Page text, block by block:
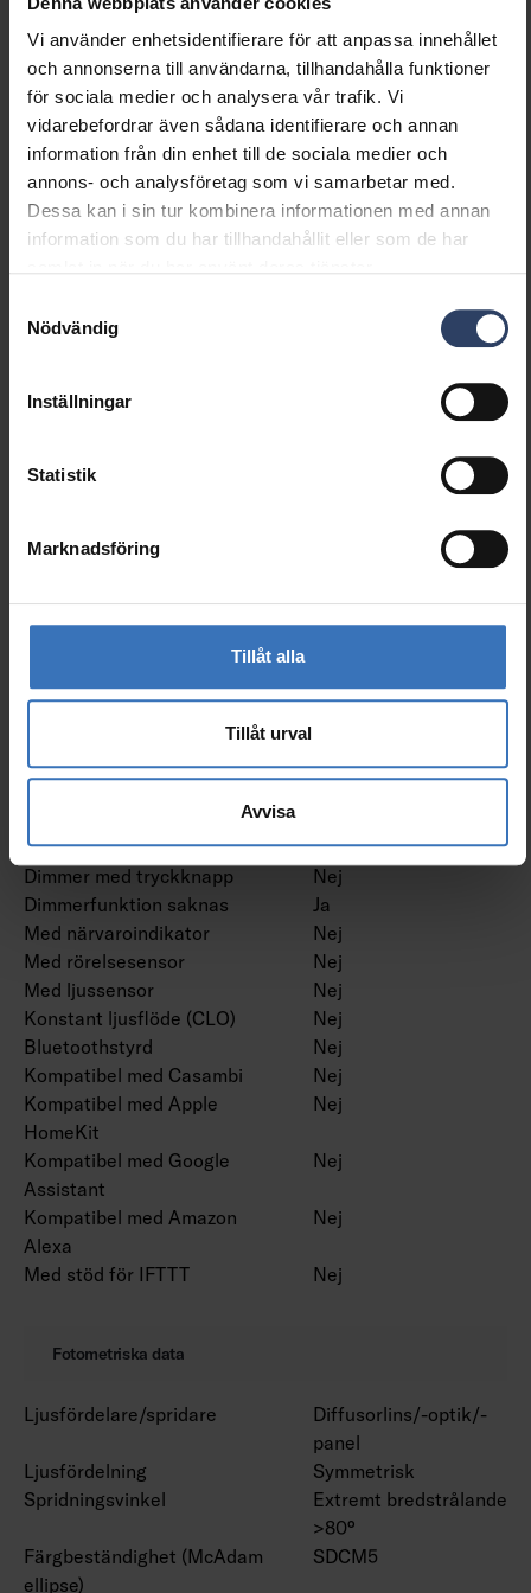
Vi använder enhetsidentifierare för att anpassa innehållet
och annonserna till användarna, tillhandahålla funktioner
för sociala medier och analysera vår trafik. Vi
vidarebefordrar även sådana identifierare och annan
information från din enhet till de sociala medier och
annons- och analysföretag som vi samarbetar med.
Dessa kan i sin tur kombinera informationen med annan
information som du har tillhandahållit eller som de har
Nödvändig
Inställningar
Statistik
Marknadsföring
Tillåt alla
Tillåt urval
Avvisa
Distorsion (THD) (%)
20 %
Distorsion (THD)
20 THD
Dimning och styrning
Dimningsbar
Nej
Dimning 0-10 V
Nej
Dimning DALI-2
Dimning DSI
Dimning
cut-off)
cut-on)
Dimning programmerbar
(integrerad)
Dimming sinusvåg (Sine
Wave Reduction)
Nej
Dimning Zigbee
Nej
Dimmer med tryckknapp
Nej
Dimmerfunktion saknas
Ja
Med närvaroindikator
Nej
Med rörelsesensor
Nej
Med ljussensor
Nej
Konstant ljusflöde (CLO)
Nej
Bluetoothstyrd
Nej
Kompatibel med Casambi
Nej
Kompatibel med Apple
HomeKit
Nej
Kompatibel med Google
Assistant
Nej
Kompatibel med Amazon
Alexa
Nej
Med stöd för IFTTT Nej
Fotometriska data
Ljusfördelare/spridare
Diffusorlins/-optik/-
panel
Ljusfördelning
Symmetrisk
Spridningsvinkel
Extremt bredstrålande
>80°
Färgbeständighet (McAdam
ellipse)
SDCM5